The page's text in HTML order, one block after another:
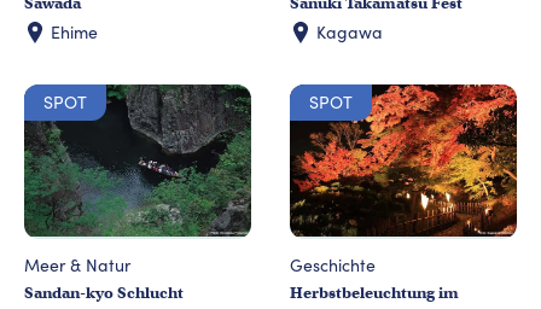
Ehime Kagawa
SPOT
Meer & Natur
Sandan-kyo Schlucht
SPOT
Geschichte
Herbstbeleuchtung im